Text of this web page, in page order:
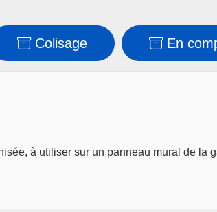
Colisage En
à utiliser sur un panneau mural de la